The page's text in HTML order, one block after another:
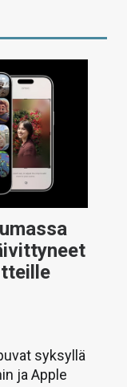
syksyllä
ja Apple